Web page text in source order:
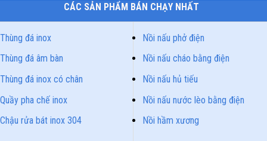
CÁC SẢN PHẨM BÁN CHẠY NHẤT
Thùng đá inox
Thùng đá âm bàn
Thùng đá inox có chân
Quầy pha chế inox
Chậu rửa bát inox 304
Nồi nấu phở điện
Nồi nấu cháo bằng điện
Nồi nấu hủ tiếu
Nồi nấu nước lèo bằng điện
Nồi hầm xương